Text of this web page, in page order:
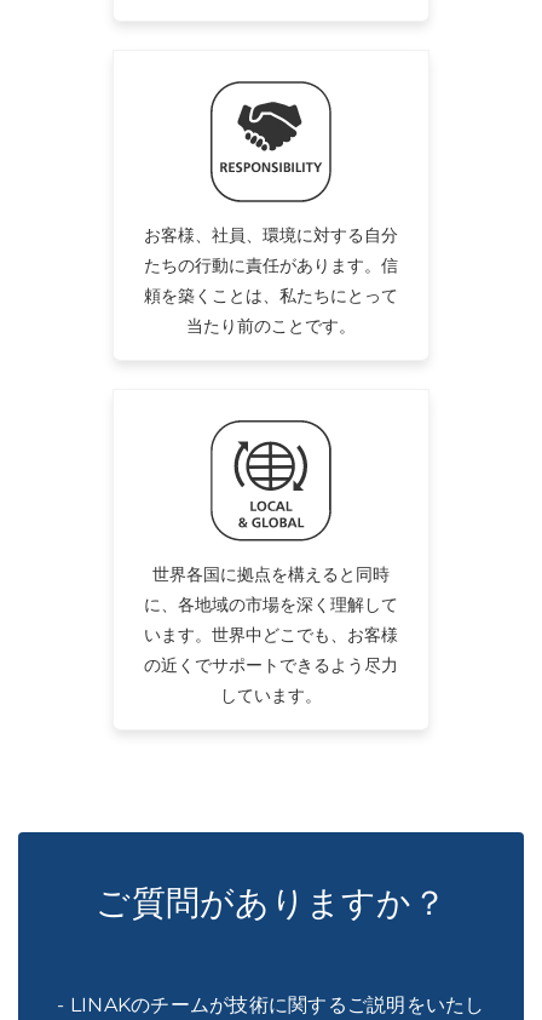
お客様、社員、環境に対する自分
たちの行動に責任があります。信
頼を築くことは、私たちにとって
当たり前のことです。
世界各国に拠点を構えると同時
に、各地域の市場を深く理解して
います。世界中どこでも、お客様
の近くでサポートできるよう尽力
しています。
ご質問がありますか？
- LINAKのチームが技術に関するご説明をいたし